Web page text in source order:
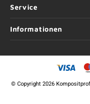
Service
Informationen
©Copyright2026